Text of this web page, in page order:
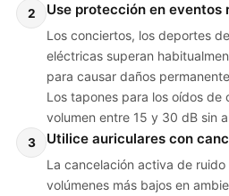
2 Use protección en eventos
Los conciertos, los deportes
eléctricas superan
para causar daños
Los tapones para los oídos de
volumen entre 15 y 30 dB sin
3 Utilice auriculares con
La cancelación activa de
volúmenes más bajos en